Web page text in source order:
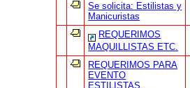
Se solicita: Estilistas y
Manicuristas
REQUERIMOS
MAQUILLISTAS ETC.
REQUERIMOS PARA
EVENTO
ESTILISTAS,